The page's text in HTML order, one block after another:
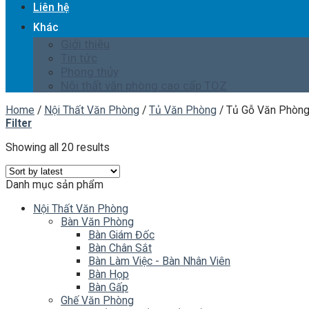
Liên hệ
Khác
Home / Nội Thất Văn Phòng / Tủ Văn Phòng / Tủ Gỗ Văn Phòng
Filter
Showing all 20 results
Danh mục sản phẩm
Nội Thất Văn Phòng
Bàn Văn Phòng
Bàn Giám Đốc
Bàn Chân Sắt
Bàn Làm Việc - Bàn Nhân Viên
Bàn Họp
Bàn Gấp
Ghế Văn Phòng